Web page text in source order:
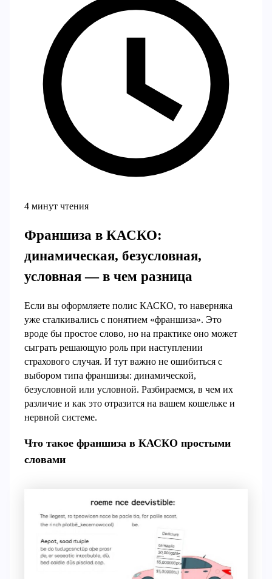
4 минут чтения
Франшиза в КАСКО:
динамическая, безусловная,
условная — в чем разница
Если вы оформляете полис КАСКО, то наверняка
уже сталкивались с понятием «франшиза». Это
вроде бы простое слово, но на практике оно может
сыграть решающую роль при наступлении
страхового случая. И тут важно не ошибиться с
выбором типа франшизы: динамической,
безусловной или условной. Разбираемся, в чем их
различие и как это отразится на вашем кошельке и
нервной системе.
Что такое франшиза в КАСКО простыми
словами